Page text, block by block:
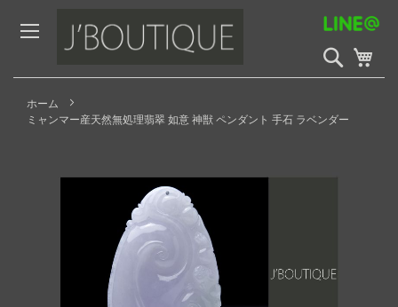
to
Content
検
索
開
ホーム
ミャンマー産天然無処理翡翠 如意 神獣 ペンダント 手石 ラベンダー